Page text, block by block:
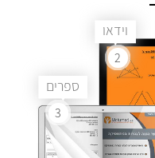
וידאו
2
ספרים
3